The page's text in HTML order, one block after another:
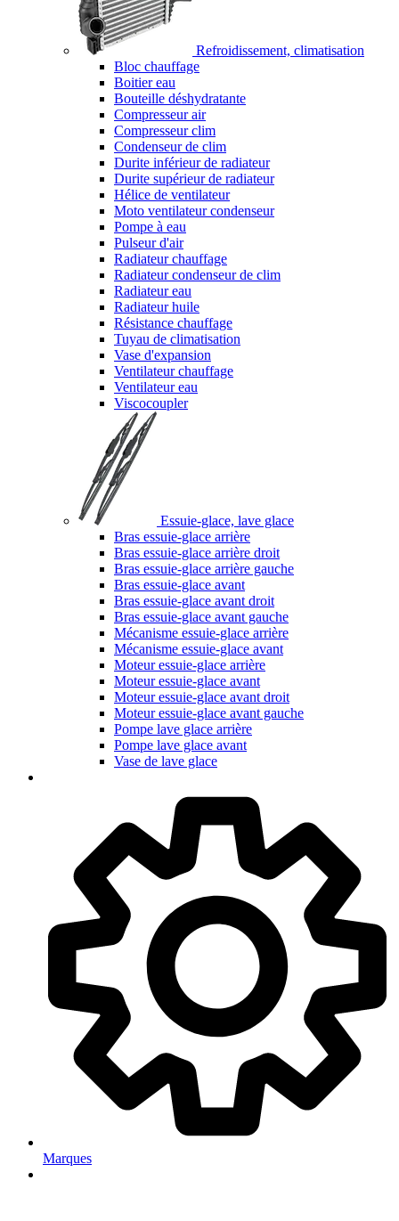
Refroidissement, climatisation
Bloc chauffage
Boitier eau
Bouteille déshydratante
Compresseur air
Compresseur clim
Condenseur de clim
Durite inférieur de radiateur
Durite supérieur de radiateur
Hélice de ventilateur
Moto ventilateur condenseur
Pompe à eau
Pulseur d'air
Radiateur chauffage
Radiateur condenseur de clim
Radiateur eau
Radiateur huile
Résistance chauffage
Tuyau de climatisation
Vase d'expansion
Ventilateur chauffage
Ventilateur eau
Viscocoupler
Essuie-glace, lave glace
Bras essuie-glace arrière
Bras essuie-glace arrière droit
Bras essuie-glace arrière gauche
Bras essuie-glace avant
Bras essuie-glace avant droit
Bras essuie-glace avant gauche
Mécanisme essuie-glace arrière
Mécanisme essuie-glace avant
Moteur essuie-glace arrière
Moteur essuie-glace avant
Moteur essuie-glace avant droit
Moteur essuie-glace avant gauche
Pompe lave glace arrière
Pompe lave glace avant
Vase de lave glace
Marques